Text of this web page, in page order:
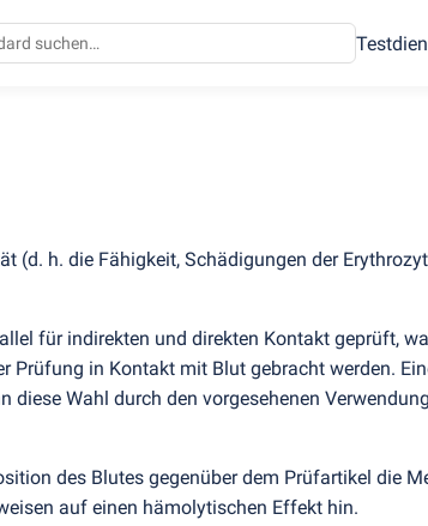
(d. h. die Fähigkeit, Schädigungen der
für indirekten und direkten Kontakt geprüft,
Prüfung in Kontakt mit Blut gebracht werden.
Wahl durch den vorgesehenen
des Blutes gegenüber dem Prüfartikel die
auf einen hämolytischen Effekt hin.